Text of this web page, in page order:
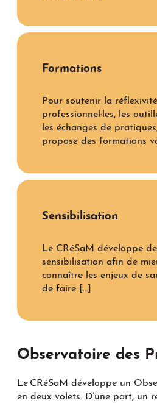
Formations
Pour soutenir la
professionnel·les, les
les échanges de
propose des formations
Sensibilisation
Le CRéSaM développe
sensibilisation afin de
connaître les enjeux de
de faire […]
Observatoire des
Le CRéSaM développe un
en deux volets. D’une part, un